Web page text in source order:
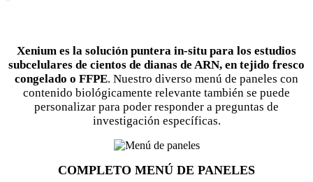
Xenium es la solución puntera in-situ para los estudios
subcelulares de cientos de dianas de ARN, en tejido fresco
congelado o FFPE. Nuestro diverso menú de paneles con
contenido biológicamente relevante también se puede
personalizar para poder responder a preguntas de
investigación específicas.
COMPLETO MENÚ DE PANELES